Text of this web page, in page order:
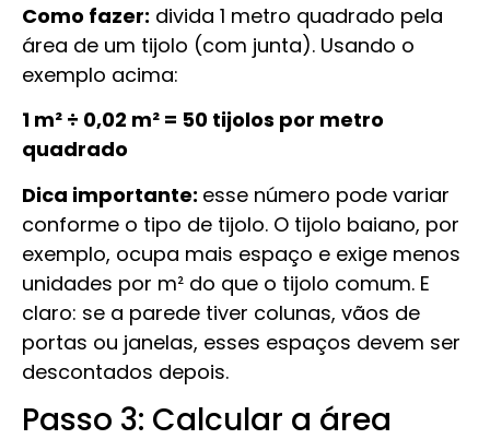
Como fazer: divida 1 metro quadrado pela
área de um tijolo (com junta). Usando o
exemplo acima:
1 m² ÷ 0,02 m² = 50 tijolos por metro
quadrado
Dica importante: esse número pode variar
conforme o tipo de tijolo. O tijolo baiano, por
exemplo, ocupa mais espaço e exige menos
unidades por m² do que o tijolo comum. E
claro: se a parede tiver colunas, vãos de
portas ou janelas, esses espaços devem ser
descontados depois.
Passo 3: Calcular a área